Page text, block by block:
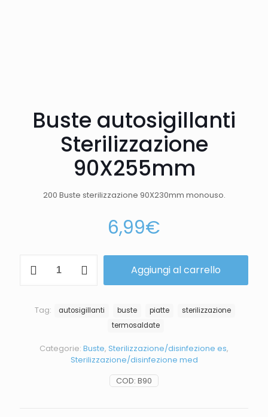
Buste autosigillanti
Sterilizzazione
90X255mm
200 Buste sterilizzazione 90X230mm monouso.
6,99€
Aggiungi al carrello
COD: B90
Categorie: Buste, Sterilizzazione/disinfezione es,
Sterilizzazione/disinfezione med
Tag: autosigillanti buste piatte
sterilizzazione
termosaldate